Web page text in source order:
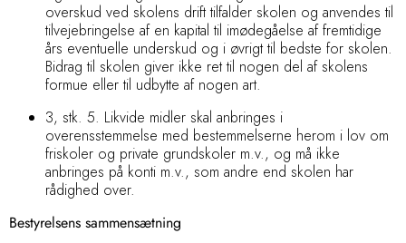
overskud ved skolens drift tilfalder skolen og anvendes til
tilvejebringelse af en kapital til imødegåelse af fremtidige
års eventuelle underskud og i øvrigt til bedste for skolen.
Bidrag til skolen giver ikke ret til nogen del af skolens
formue eller til udbytte af nogen art.
3, stk. 5. Likvide midler skal anbringes i
overensstemmelse med bestemmelserne herom i lov om
friskoler og private grundskoler m.v., og må ikke
anbringes på konti m.v., som andre end skolen har
rådighed over.
Bestyrelsens sammensætning